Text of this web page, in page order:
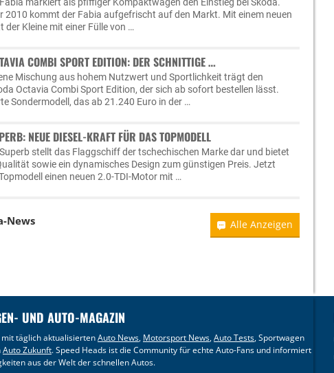
markiert als pfiffiger Kompaktwagen den Einstieg bei Skoda.
2010 kommt der Fabia aufgefrischt auf den Markt. Mit einem neuen
der Kleine mit einer Fülle von …
COMBI SPORT EDITION: DER SCHNITTIGE …
Mischung aus hohem Nutzwert und Sportlichkeit trägt den
Octavia Combi Sport Edition, der sich ab sofort bestellen lässt.
Sondermodell, das ab 21.240 Euro in der …
NEUE DIESEL-KRAFT FÜR DAS TOPMODELL
stellt das Flaggschiff der tschechischen Marke dar und bietet
sowie ein dynamisches Design zum günstigen Preis. Jetzt
einen neuen 2.0-TDI-Motor mit …
News Alle Anzeigen
UND AUTO-MAGAZIN
täglich aktualisiertenAuto News, Motorsport News,Auto Tests, Sportwagen
Auto Zukunft. Speed Heads ist die Community für echte Auto-Fans und informiert
aus der Welt der schnellen Autos.